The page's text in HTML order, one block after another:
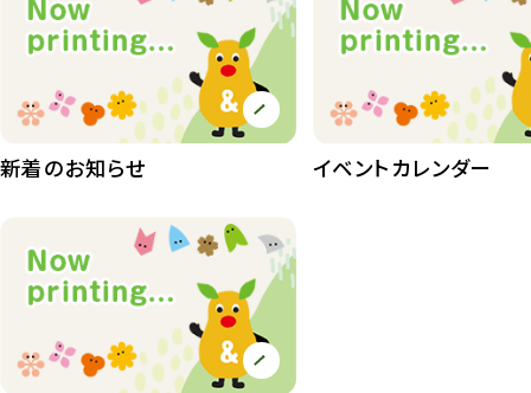
植物園長の庭
植物園 その他 423
83
イベント
園内の様子
新着のお知らせ イベントカレンダー